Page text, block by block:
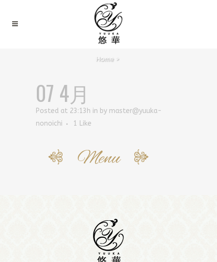
Home>
07 4月
Posted at 23:13h in by master@yuuka-
nonoichi
1 Like